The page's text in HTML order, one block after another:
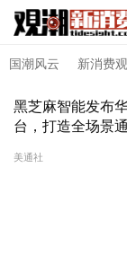
国潮风云 新消费
黑芝麻智能发布
台，打造全场景
美通社